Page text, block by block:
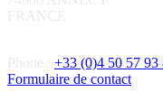
+33 (0)4 50 57 93
Formulaire de contact